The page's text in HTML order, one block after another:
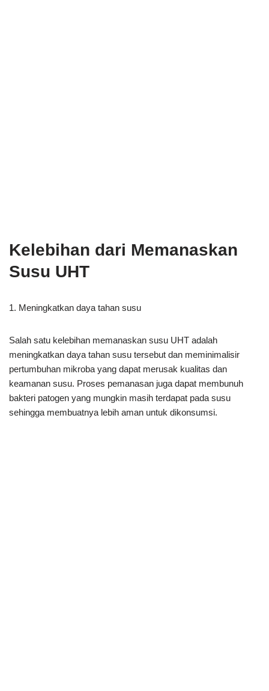
Kelebihan dari Memanaskan
Susu UHT
1. Meningkatkan daya tahan susu
Salah satu kelebihan memanaskan susu UHT adalah
meningkatkan daya tahan susu tersebut dan meminimalisir
pertumbuhan mikroba yang dapat merusak kualitas dan
keamanan susu. Proses pemanasan juga dapat membunuh
bakteri patogen yang mungkin masih terdapat pada susu
sehingga membuatnya lebih aman untuk dikonsumsi.